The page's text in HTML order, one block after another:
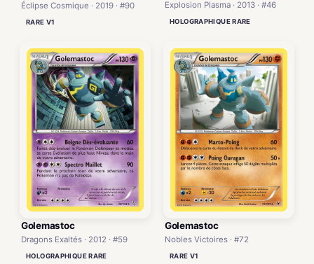
Éclipse Cosmique · 2019 · #90
RARE V1
Explosion Plasma · 2013 · #46
HOLOGRAPHIQUE RARE
Golemastoc
Dragons Exaltés · 2012 · #59
HOLOGRAPHIQUE RARE
Golemastoc
Nobles Victoires · #72
RARE V1